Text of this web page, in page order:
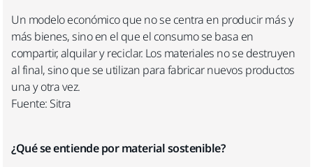
Un modelo económico que no se centra en producir más y
más bienes, sino en el que el consumo se basa en
compartir, alquilar y reciclar. Los materiales no se destruyen
al final, sino que se utilizan para fabricar nuevos productos
una y otra vez.
Fuente: Sitra
¿Qué se entiende por material sostenible?